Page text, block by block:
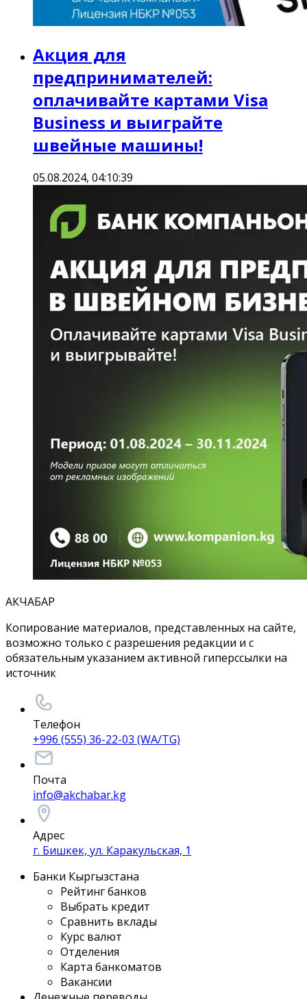
Акция для
предпринимателей:
оплачивайте картами Visa
Business и выиграйте
швейные машины!
05.08.2024, 04:10:39
АКЧАБАР
Копирование материалов, представленных на сайте,
возможно только с разрешения редакции и с
обязательным указанием активной гиперссылки на
источник
Телефон
+996 (555) 36-22-03 (WA/TG)
Почта
info@akchabar.kg
Адрес
г. Бишкек, ул. Каракульская, 1
Банки Кыргызстана
Рейтинг банков
Выбрать кредит
Сравнить вклады
Курс валют
Отделения
Карта банкоматов
Вакансии